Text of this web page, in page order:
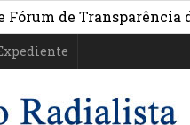
de Transparência da